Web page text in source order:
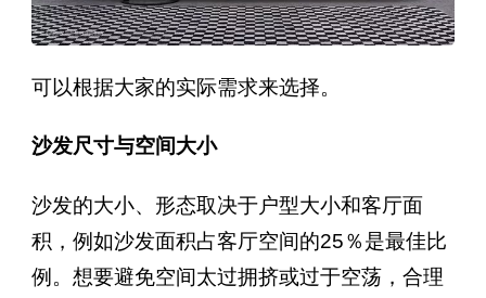
可以根据大家的实际需求来选择。
沙发尺寸与空间大小
沙发的大小、形态取决于户型大小和客厅面
积，例如沙发面积占客厅空间的25％是最佳比
例。想要避免空间太过拥挤或过于空荡，合理